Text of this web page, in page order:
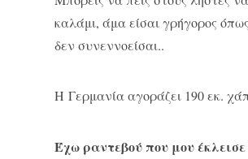
καλάμι, άμα είσαι γρήγορος
δεν συνεννοείσαι..
H Γερμανία αγοράζει 190 εκ.
Έχω ραντεβού που μου